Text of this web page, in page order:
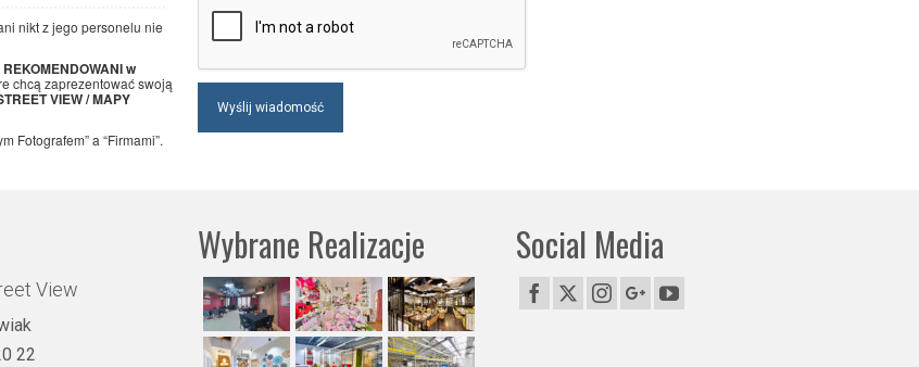
nikt z jego personelu nie
REKOMENDOWANI w
chcą zaprezentować swoją
VIEW / MAPY
Fotografem” a “Firmami”.
View
22
Wybrane Realizacje Social Media